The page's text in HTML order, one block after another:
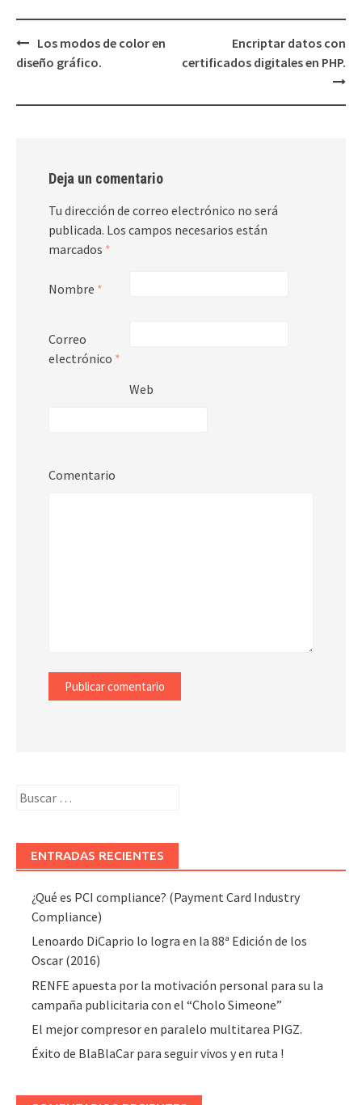
Post
Los modos de color en
diseño gráfico.
Encriptar datos con
certificados digitales en PHP.
Deja un comentario
Tu dirección de correo electrónico no será
publicada. Los campos necesarios están
marcados *
Nombre *
Correo
electrónico *
Web
Comentario
Buscar:
ENTRADAS RECIENTES
¿Qué es PCI compliance? (Payment Card Industry
Compliance)
Lenoardo DiCaprio lo logra en la 88ª Edición de los
Oscar (2016)
RENFE apuesta por la motivación personal para su la
campaña publicitaria con el “Cholo Simeone”
El mejor compresor en paralelo multitarea PIGZ.
Éxito de BlaBlaCar para seguir vivos y en ruta !